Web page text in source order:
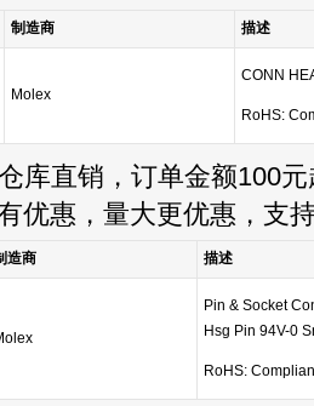
制造商 描述
Molex
CONN
RoHS:
库直销，订单金额100元
优惠，量大更优惠，支
造商 描述
Pin & Socket
Hsg Pin 94V-0
RoHS: